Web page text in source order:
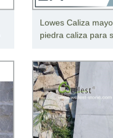
Lowes Caliza
piedra caliza para